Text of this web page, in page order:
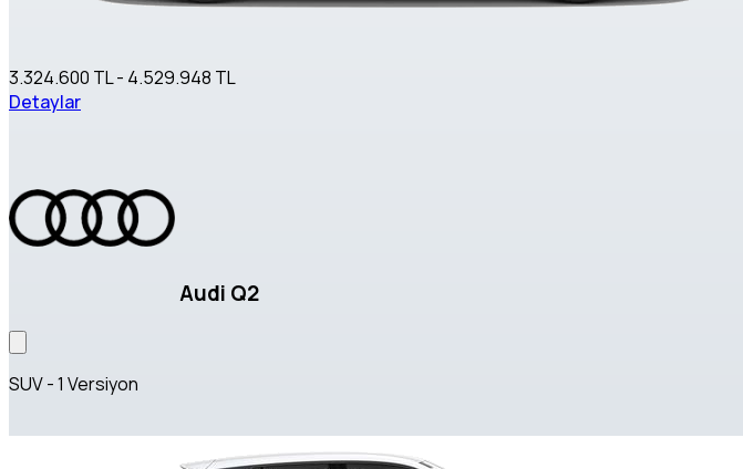
3.324.600 TL - 4.529.948 TL
Detaylar
Audi Q2
SUV - 1 Versiyon